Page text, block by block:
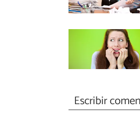
Escribir